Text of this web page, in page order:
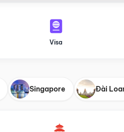
Visa
Singapore Đài